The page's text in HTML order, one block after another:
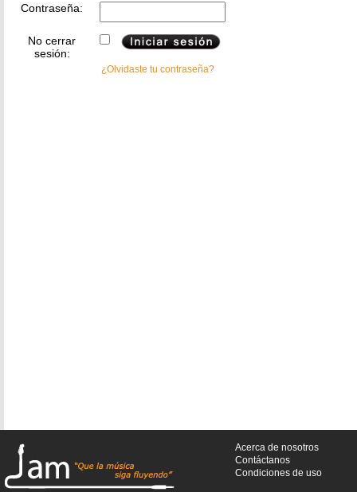
Contraseña:
No cerrar
sesión:
¿Olvidaste tu contraseña?
Acerca de nosotros
Contáctanos
Condiciones de uso